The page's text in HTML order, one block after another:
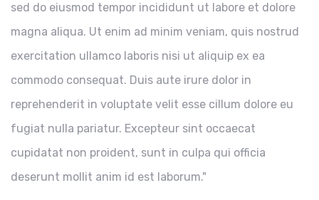
sed do eiusmod tempor incididunt ut labore et dolore
magna aliqua. Ut enim ad minim veniam, quis nostrud
exercitation ullamco laboris nisi ut aliquip ex ea
commodo consequat. Duis aute irure dolor in
reprehenderit in voluptate velit esse cillum dolore eu
fugiat nulla pariatur. Excepteur sint occaecat
cupidatat non proident, sunt in culpa qui officia
deserunt mollit anim id est laborum."